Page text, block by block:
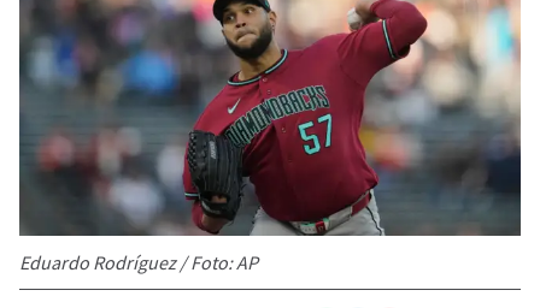
Eduardo Rodríguez / Foto: AP